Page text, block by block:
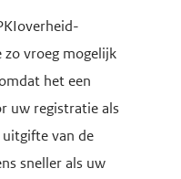
vroeg mogelijk
het een
uw registratie als
uitgifte van de
sneller als uw